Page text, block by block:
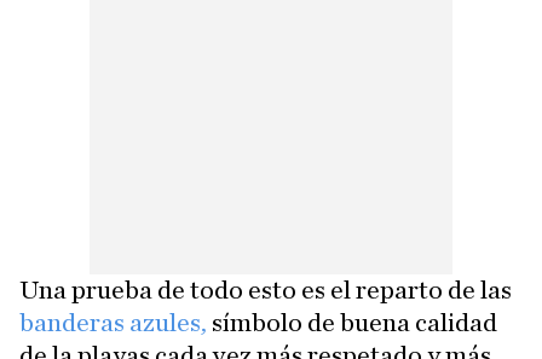
Una prueba de todo esto es el reparto de las
banderas azules, símbolo de buena calidad